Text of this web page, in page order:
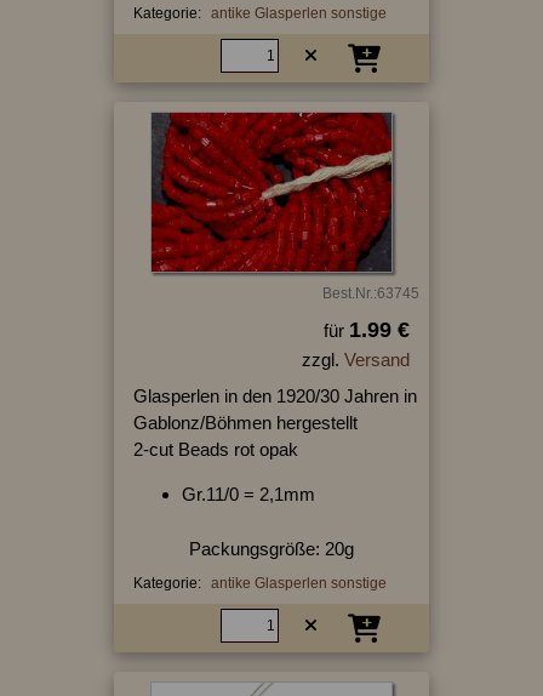
Kategorie: antike Glasperlen sonstige
Best.Nr.:63745
für 1.99 €
zzgl. Versand
Glasperlen in den 1920/30 Jahren in
Gablonz/Böhmen hergestellt
2-cut Beads rot opak
Gr.11/0 = 2,1mm
Packungsgröße: 20g
Kategorie: antike Glasperlen sonstige